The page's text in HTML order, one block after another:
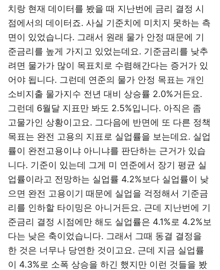
치랑 현재 데이터를 봤을 때 지난번에 금리 결정 시
점에서의 데이터죠. 사실 기준치에 미치지 못하는 측
면이 있었습니다. 그래서 원래 물가 안정 때문에 기
준금리를 높게 가지고 있었는데요. 기준금리를 낮추
려면 물가가 많이 목표치로 수렴해간다는 증거가 있
어야 됩니다. 그런데 연준의 물가 안정 목표는 개인
소비지출 물가지수 전년 대비 상승률 2.0%거든요.
그런데 6월달 지표만 봐도 2.5%입니다. 아직은 좀
고물가인 상황이고요. 그다음에 반면에 또 다른 정책
목표는 완전 고용의 지표로 실업률을 보는데요. 실업
률이 완전고용이냐 아니냐를 판단하는 근거가 있습
니다. 기준이 있는데 그게 미 연준에서 장기 평균 실
업률이라고 전망하는 실업률 4.2%보다 실업률이 낮
으면 완전 고용이기 때문에 실업을 걱정해서 기준금
리를 인하할 타이밍은 아니거든요. 근데 지난번에 기
준금리 결정 시점에만 해도 실업률은 4.1%로 4.2%보
다는 낮은 축이었습니다. 그래서 그때 동결 결정을
한 것은 너무나 당연한 것이고요. 근데 지금 실업률
이 4.3%로 소폭 상승을 하긴 했지만 이런 것들을 봤